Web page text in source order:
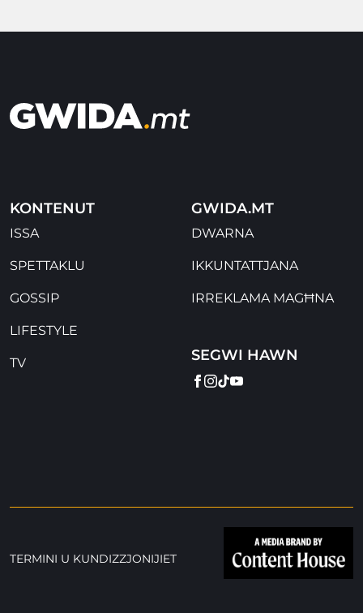
KONTENUT
ISSA
SPETTAKLU
GOSSIP
LIFESTYLE
TV
GWIDA.MT
DWARNA
IKKUNTATTJANA
IRREKLAMA MAGĦNA
SEGWI HAWN
FACEBOOK
INSTAGRAM
TIKTOK
YOUTUBE
TERMINI U KUNDIZZJONIJIET